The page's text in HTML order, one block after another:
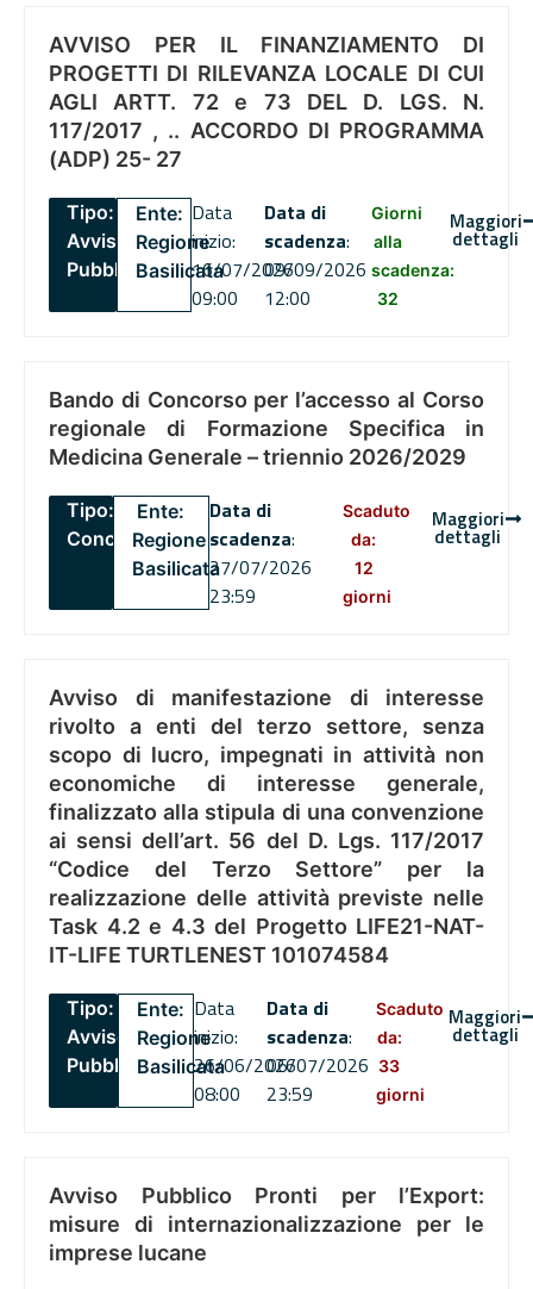
AVVISO PER IL FINANZIAMENTO DI
PROGETTI DI RILEVANZA LOCALE DI CUI
AGLI ARTT. 72 e 73 DEL D. LGS. N.
117/2017 , .. ACCORDO DI PROGRAMMA
(ADP) 25- 27
Tipo:
Avviso
Pubblico
Ente:
Regione
Basilicata
Data
inizio:
16/07/2026
09:00
Data di
scadenza:
09/09/2026
12:00
Giorni
alla
scadenza:
32
Maggiori
dettagli
Bando di Concorso per l’accesso al Corso
regionale di Formazione Specifica in
Medicina Generale – triennio 2026/2029
Tipo:
Concorsi
Ente:
Regione
Basilicata
Data di
scadenza:
27/07/2026
23:59
Scaduto
da:
12
giorni
Maggiori
dettagli
Avviso di manifestazione di interesse
rivolto a enti del terzo settore, senza
scopo di lucro, impegnati in attività non
economiche di interesse generale,
finalizzato alla stipula di una convenzione
ai sensi dell’art. 56 del D. Lgs. 117/2017
“Codice del Terzo Settore” per la
realizzazione delle attività previste nelle
Task 4.2 e 4.3 del Progetto LIFE21-NAT-
IT-LIFE TURTLENEST 101074584
Tipo:
Avviso
Pubblico
Ente:
Regione
Basilicata
Data
inizio:
26/06/2026
08:00
Data di
scadenza:
06/07/2026
23:59
Scaduto
da:
33
giorni
Maggiori
dettagli
Avviso Pubblico Pronti per l’Export:
misure di internazionalizzazione per le
imprese lucane